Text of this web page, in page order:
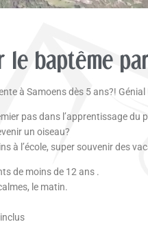
le baptême
à Samoens dès 5 ans?! Génial
pas dans l’apprentissage du
un oiseau?
à l’école, super souvenir des
de moins de 12 ans .
le matin.